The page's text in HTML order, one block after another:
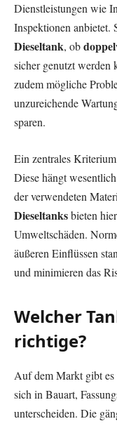
Dienstleistungen wie
Inspektionen anbietet.
Dieseltank, ob
sicher genutzt werden
zudem mögliche
unzureichende
sparen.
Ein zentrales
Diese hängt
der verwendeten
Dieseltanksbieten
Umweltschäden.
äußeren Einflüssen
und minimieren das
Welcher
richtige?
Auf dem Markt gibt
sich in Bauart,
unterscheiden. Die